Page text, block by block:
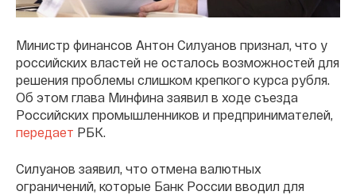
Министр финансов Антон Силуанов признал, что у
российских властей не осталось возможностей для
решения проблемы слишком крепкого курса рубля.
Об этом глава Минфина заявил в ходе съезда
Российских промышленников и предпринимателей,
передает РБК.
Силуанов заявил, что отмена валютных
ограничений, которые Банк России вводил для